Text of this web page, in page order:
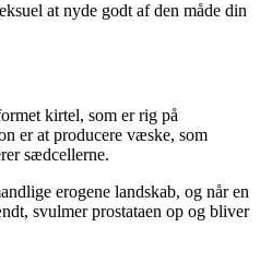
at nyde godt af den måde din
kirtel, som er rig på
er at producere væske, som
sædcellerne.
erogene landskab, og når en
svulmer prostataen op og bliver